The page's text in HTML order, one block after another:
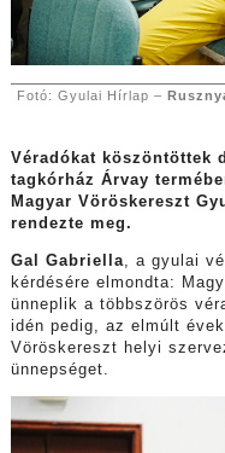
Fotó: Gyulai Hírlap –
Véradókat köszöntöttek
tagkórház Árvay
Magyar Vöröskereszt
rendezte meg.
Gal Gabriella, a gyulai
kérdésére elmondta:
ünneplik a többszörös
idén pedig, az elmúlt
Vöröskereszt helyi
ünnepséget.